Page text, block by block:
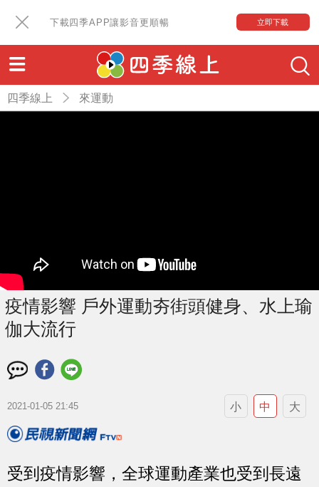
下載四季APP讓影音更順暢 立即下載
四季線上 來運動
疫情影響 戶外運動夯街頭健身、水上瑜
伽大流行
2021-01-05 21:45 小 中 大
受到疫情影響，全球運動產業也受到長遠